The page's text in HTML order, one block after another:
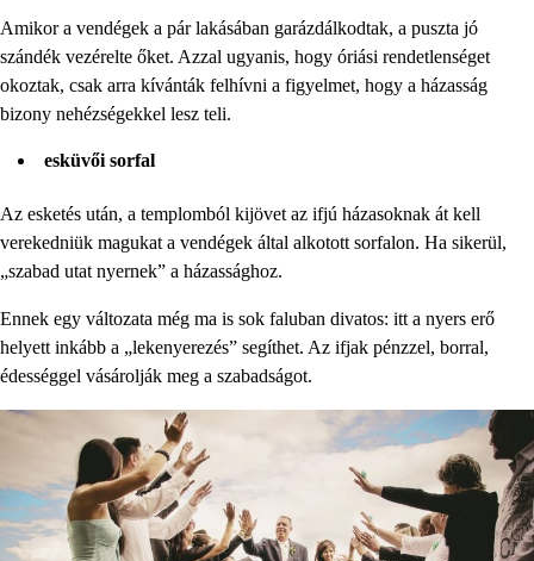
Amikor a vendégek a pár lakásában garázdálkodtak, a puszta jó
szándék vezérelte őket. Azzal ugyanis, hogy óriási rendetlenséget
okoztak, csak arra kívánták felhívni a figyelmet, hogy a házasság
bizony nehézségekkel lesz teli.
esküvői sorfal
Az esketés után, a templomból kijövet az ifjú házasoknak át kell
verekedniük magukat a vendégek által alkotott sorfalon. Ha sikerül,
„szabad utat nyernek” a házassághoz.
Ennek egy változata még ma is sok faluban divatos: itt a nyers erő
helyett inkább a „lekenyerezés” segíthet. Az ifjak pénzzel, borral,
édességgel vásárolják meg a szabadságot.